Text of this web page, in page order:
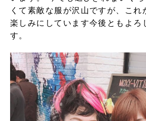
くて素敵な服が沢山ですが、これ
楽しみにしています今後ともよろ
す。